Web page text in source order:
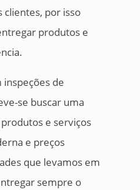
clientes, por isso
produtos e
inspeções de
se buscar uma
e serviços
e preços
que levamos em
sempre o